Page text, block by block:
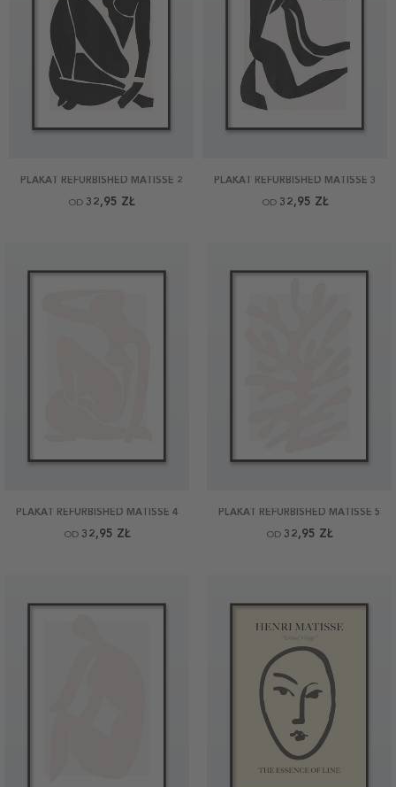
PLAKAT REFURBISHED MATISSE 2
OD 32,95 ZŁ
PLAKAT REFURBISHED MATISSE 3
OD 32,95 ZŁ
PLAKAT REFURBISHED MATISSE 4
OD 32,95 ZŁ
PLAKAT REFURBISHED MATISSE 5
OD 32,95 ZŁ